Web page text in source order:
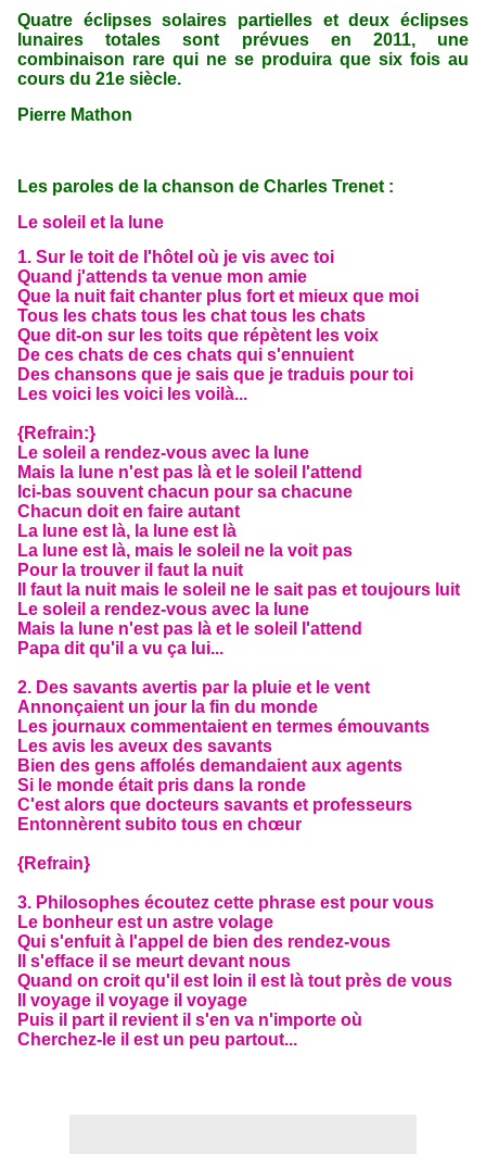
Quatre éclipses solaires partielles et deux éclipses
lunaires totales sont prévues en 2011, une
combinaison rare qui ne se produira que six fois au
cours du 21e siècle.
Pierre Mathon
Les paroles de la chanson de Charles Trenet :
Le soleil et la lune
1. Sur le toit de l'hôtel où je vis avec toi
Quand j'attends ta venue mon amie
Que la nuit fait chanter plus fort et mieux que moi
Tous les chats tous les chat tous les chats
Que dit-on sur les toits que répètent les voix
De ces chats de ces chats qui s'ennuient
Des chansons que je sais que je traduis pour toi
Les voici les voici les voilà...
{Refrain:}
Le soleil a rendez-vous avec la lune
Mais la lune n'est pas là et le soleil l'attend
Ici-bas souvent chacun pour sa chacune
Chacun doit en faire autant
La lune est là, la lune est là
La lune est là, mais le soleil ne la voit pas
Pour la trouver il faut la nuit
Il faut la nuit mais le soleil ne le sait pas et toujours luit
Le soleil a rendez-vous avec la lune
Mais la lune n'est pas là et le soleil l'attend
Papa dit qu'il a vu ça lui...
2. Des savants avertis par la pluie et le vent
Annonçaient un jour la fin du monde
Les journaux commentaient en termes émouvants
Les avis les aveux des savants
Bien des gens affolés demandaient aux agents
Si le monde était pris dans la ronde
C'est alors que docteurs savants et professeurs
Entonnèrent subito tous en chœur
{Refrain}
3. Philosophes écoutez cette phrase est pour vous
Le bonheur est un astre volage
Qui s'enfuit à l'appel de bien des rendez-vous
Il s'efface il se meurt devant nous
Quand on croit qu'il est loin il est là tout près de vous
Il voyage il voyage il voyage
Puis il part il revient il s'en va n'importe où
Cherchez-le il est un peu partout...